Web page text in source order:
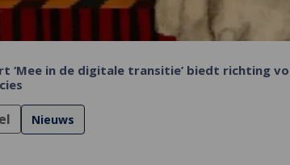
‘Mee in de digitale transitie’ biedt richting
Nieuws